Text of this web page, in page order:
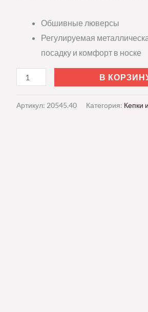
Обшивные люверсы
Регулируемая
посадку и комфорт в носке
В
Артикул: 20545.40 Категория: Кепки